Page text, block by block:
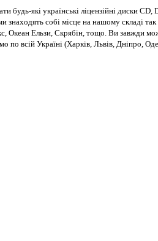
які українські ліцензійні диски
знаходять собі місце на нашому складі
Океан Ельзи, Скрябін, тощо. Ви завжди
по всій Україні (Харків, Львів, Дніпро,